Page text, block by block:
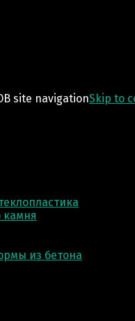
site navigationSkip to
камня
из бетона